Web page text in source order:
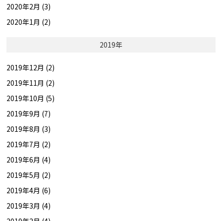
2020年2月 (3)
2020年1月 (2)
2019年
2019年12月 (2)
2019年11月 (2)
2019年10月 (5)
2019年9月 (7)
2019年8月 (3)
2019年7月 (2)
2019年6月 (4)
2019年5月 (2)
2019年4月 (6)
2019年3月 (4)